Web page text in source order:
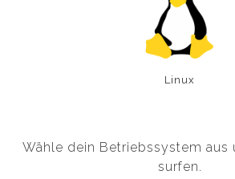
Linux
Wähle dein Betriebssystem aus
surfen.